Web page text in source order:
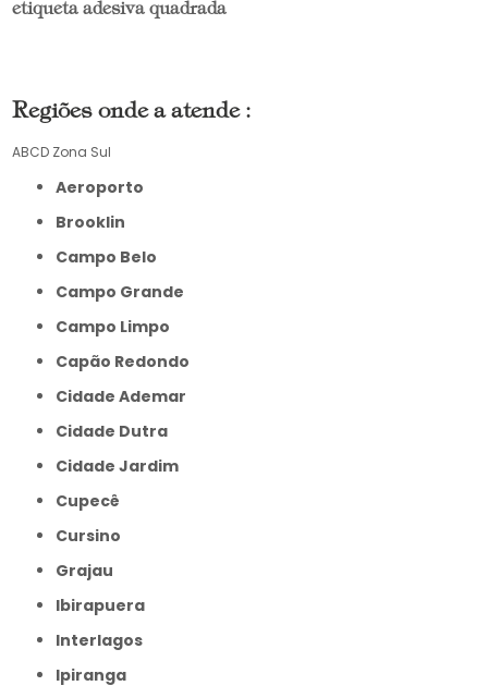
etiqueta adesiva quadrada
Regiões onde a atende :
ABCD Zona Sul
Aeroporto
Brooklin
Campo Belo
Campo Grande
Campo Limpo
Capão Redondo
Cidade Ademar
Cidade Dutra
Cidade Jardim
Cupecê
Cursino
Grajau
Ibirapuera
Interlagos
Ipiranga